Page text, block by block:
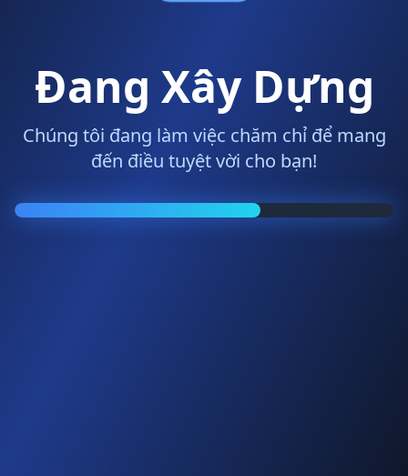
Đang Xây Dựng
Chúng tôi đang làm việc chăm chỉ để mang
đến điều tuyệt vời cho bạn!